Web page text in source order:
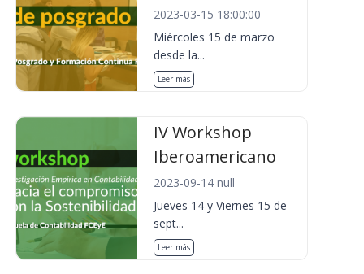
2023-03-15 18:00:00
Miércoles 15 de marzo
desde la...
Leer más
IV Workshop
Iberoamericano
2023-09-14 null
Jueves 14 y Viernes 15 de
sept...
Leer más